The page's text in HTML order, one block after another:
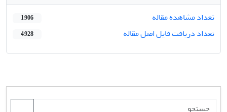
تعداد مشاهده مقاله
1,906
تعداد دریافت فایل اصل مقاله 4,928